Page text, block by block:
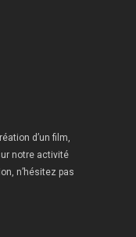
d’un film,
notre activité
n’hésitez pas